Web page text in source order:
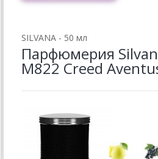
SILVANA - 50 мл
Парфюмерия
M822 Creed